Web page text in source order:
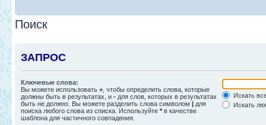
Поиск
ЗАПРОС
Ключевые слова:
Вы можете использовать + , чтобы определить слова, которые
должны быть в результатах, и - для слов, которых в результатах
быть не должно. Вы можете разделить слова символом | для
поиска любого слова из списка. Используйте * в качестве
шаблона для частичного совпадения.
Искать
Искать